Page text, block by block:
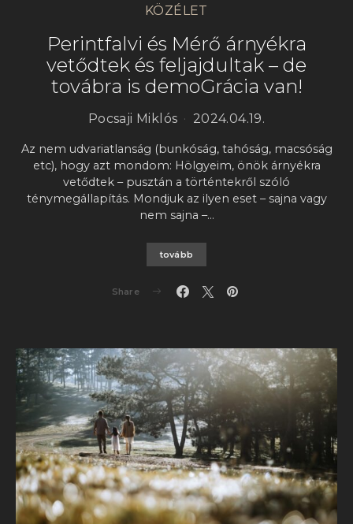
KÖZÉLET
Perintfalvi és Mérő árnyékra
vetődtek és feljajdultak – de
továbra is demoGrácia van!
Pocsaji Miklós 2024.04.19.
Az nem udvariatlanság (bunkóság, tahóság, macsóság
etc), hogy azt mondom: Hölgyeim, önök árnyékra
vetődtek – pusztán a történtekről szóló
ténymegállapítás. Mondjuk az ilyen eset – sajna vagy
nem sajna –…
tovább
Share